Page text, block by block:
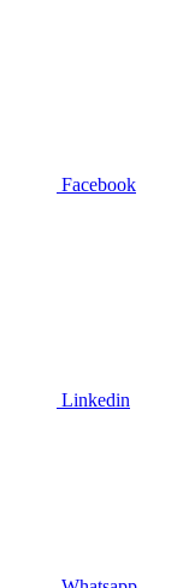
Facebook
Linkedin